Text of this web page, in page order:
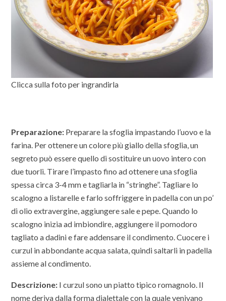
Clicca sulla foto per ingrandirla
Preparazione: Preparare la sfoglia impastando l’uovo e la
farina. Per ottenere un colore più giallo della sfoglia, un
segreto può essere quello di sostituire un uovo intero con
due tuorli. Tirare l’impasto fino ad ottenere una sfoglia
spessa circa 3-4 mm e tagliarla in “stringhe”. Tagliare lo
scalogno a listarelle e farlo soffriggere in padella con un po’
di olio extravergine, aggiungere sale e pepe. Quando lo
scalogno inizia ad imbiondire, aggiungere il pomodoro
tagliato a dadini e fare addensare il condimento. Cuocere i
curzul in abbondante acqua salata, quindi saltarli in padella
assieme al condimento.
Descrizione: I curzul sono un piatto tipico romagnolo. Il
nome deriva dalla forma dialettale con la quale venivano